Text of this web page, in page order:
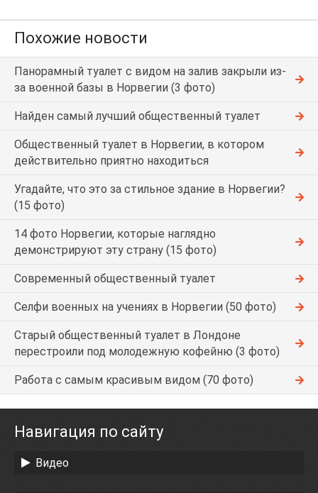
Похожие новости
Панорамный туалет с видом на залив закрыли из-
за военной базы в Норвегии (3 фото)
Найден самый лучший общественный туалет
Общественный туалет в Норвегии, в котором
действительно приятно находиться
Угадайте, что это за стильное здание в Норвегии?
(15 фото)
14 фото Норвегии, которые наглядно
демонстрируют эту страну (15 фото)
Современный общественный туалет
Селфи военных на учениях в Норвегии (50 фото)
Старый общественный туалет в Лондоне
перестроили под молодежную кофейню (3 фото)
Работа с самым красивым видом (70 фото)
Навигация по сайту
Видео